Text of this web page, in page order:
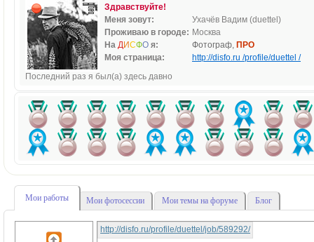
Здравствуйте!
Меня зовут:
Ухачёв Вадим (duettel)
Проживаю в городе: Москва
На ДИСФО я: Фотограф, ПРО
Моя страница:
http://disfo.ru /profile/duettel /
Последний раз я был(а) здесь давно
Мои работы Мои фотосессии Мои темы на форуме Блог
http://disfo.ru/profile/duettel/job/589292/